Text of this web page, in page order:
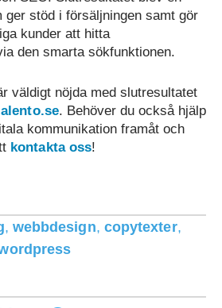
ger stöd i försäljningen samt gör
kunder att hitta
den smarta sökfunktionen.
väldigt nöjda med slutresultatet
alento.se. Behöver du också hjälp
kommunikation framåt och
kontakta oss!
, webbdesign, copytexter,